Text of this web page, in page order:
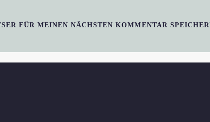
FÜR MEINEN NÄCHSTEN KOMMENTAR